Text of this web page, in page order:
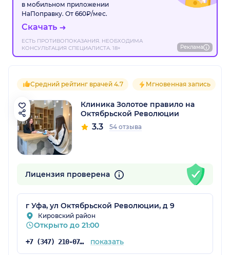
в мобильном приложении
НаПоправку. От 660₽/мес.
Скачать
ЕСТЬ ПРОТИВОПОКАЗАНИЯ. НЕОБХОДИМА
КОНСУЛЬТАЦИЯ СПЕЦИАЛИСТА. 18+
Реклама
Средний рейтинг врачей 4.7 Мгновенная запись
Клиника Золотое правило на
Октябрьской Революции
3.3 54 отзыва
Лицензия проверена
г Уфа, ул Октябрьской Революции, д 9
Кировский район
Открыто до 21:00
+7 (347) 210-07-63 показать